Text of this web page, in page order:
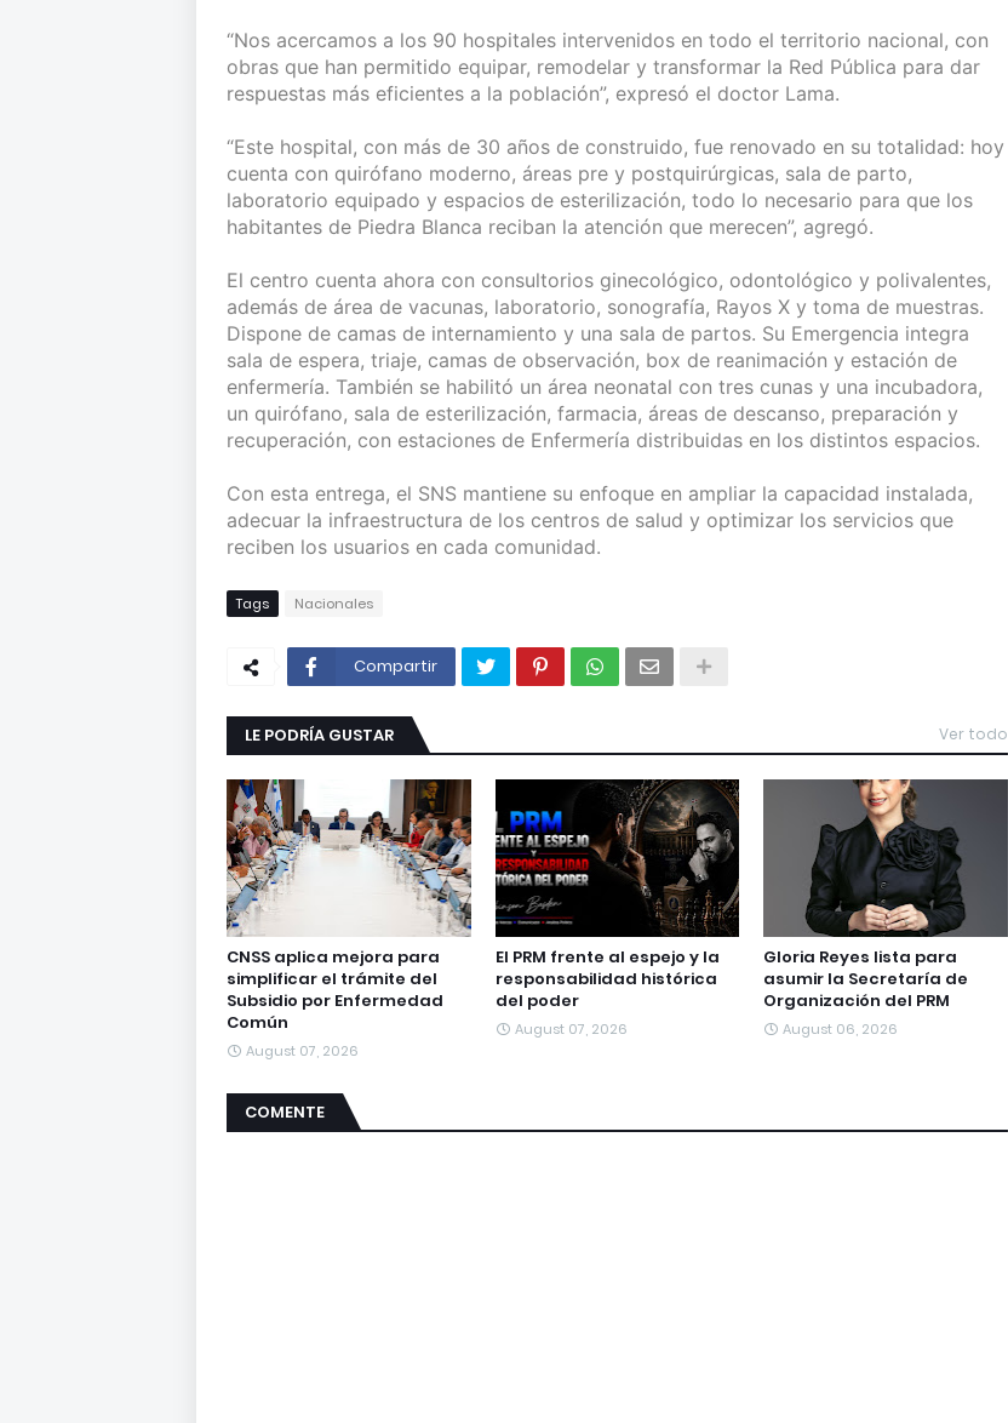
“Nos acercamos a los 90 hospitales intervenidos en todo el territorio nacional, con
obras que han permitido equipar, remodelar y transformar la Red Pública para dar
respuestas más eficientes a la población”, expresó el doctor Lama.
“Este hospital, con más de 30 años de construido, fue renovado en su totalidad: hoy
cuenta con quirófano moderno, áreas pre y postquirúrgicas, sala de parto,
laboratorio equipado y espacios de esterilización, todo lo necesario para que los
habitantes de Piedra Blanca reciban la atención que merecen”, agregó.
El centro cuenta ahora con consultorios ginecológico, odontológico y polivalentes,
además de área de vacunas, laboratorio, sonografía, Rayos X y toma de muestras.
Dispone de camas de internamiento y una sala de partos. Su Emergencia integra
sala de espera, triaje, camas de observación, box de reanimación y estación de
enfermería. También se habilitó un área neonatal con tres cunas y una incubadora,
un quirófano, sala de esterilización, farmacia, áreas de descanso, preparación y
recuperación, con estaciones de Enfermería distribuidas en los distintos espacios.
Con esta entrega, el SNS mantiene su enfoque en ampliar la capacidad instalada,
adecuar la infraestructura de los centros de salud y optimizar los servicios que
reciben los usuarios en cada comunidad.
Tags Nacionales
Compartir
LE PODRÍA GUSTAR Ver todo
CNSS aplica mejora para
simplificar el trámite del
Subsidio por Enfermedad
Común
August 07, 2026
El PRM frente al espejo y la
responsabilidad histórica
del poder
August 07, 2026
Gloria Reyes lista para
asumir la Secretaría de
Organización del PRM
August 06, 2026
COMENTE